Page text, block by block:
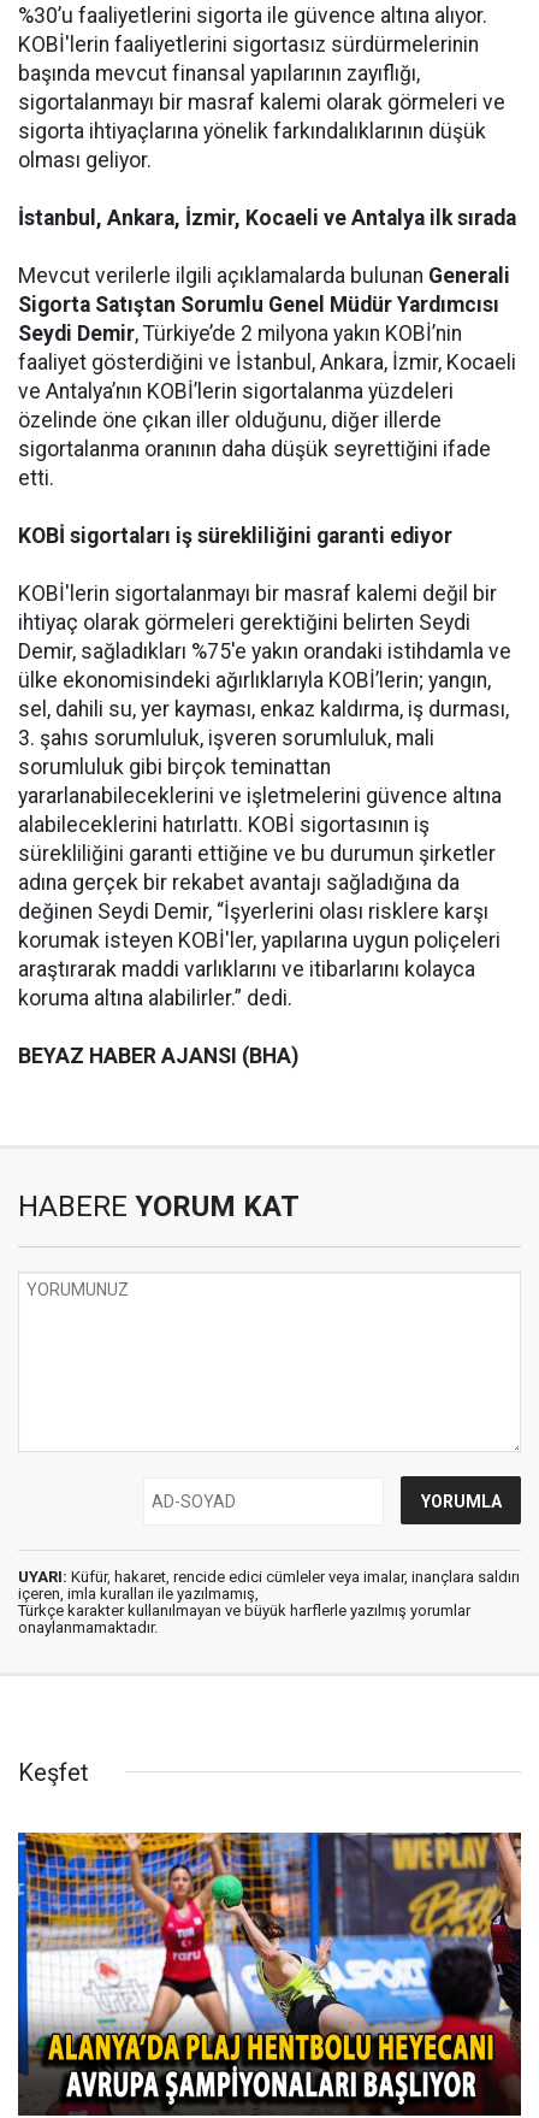
%30’u faaliyetlerini sigorta ile güvence altına alıyor.
KOBİ'lerin faaliyetlerini sigortasız sürdürmelerinin
başında mevcut finansal yapılarının zayıflığı,
sigortalanmayı bir masraf kalemi olarak görmeleri ve
sigorta ihtiyaçlarına yönelik farkındalıklarının düşük
olması geliyor.
İstanbul, Ankara, İzmir, Kocaeli ve Antalya ilk sırada
Mevcut verilerle ilgili açıklamalarda bulunan Generali
Sigorta Satıştan Sorumlu Genel Müdür Yardımcısı
Seydi Demir, Türkiye’de 2 milyona yakın KOBİ’nin
faaliyet gösterdiğini ve İstanbul, Ankara, İzmir, Kocaeli
ve Antalya’nın KOBİ’lerin sigortalanma yüzdeleri
özelinde öne çıkan iller olduğunu, diğer illerde
sigortalanma oranının daha düşük seyrettiğini ifade
etti.
KOBİ sigortaları iş sürekliliğini garanti ediyor
KOBİ'lerin sigortalanmayı bir masraf kalemi değil bir
ihtiyaç olarak görmeleri gerektiğini belirten Seydi
Demir, sağladıkları %75'e yakın orandaki istihdamla ve
ülke ekonomisindeki ağırlıklarıyla KOBİ’lerin; yangın,
sel, dahili su, yer kayması, enkaz kaldırma, iş durması,
3. şahıs sorumluluk, işveren sorumluluk, mali
sorumluluk gibi birçok teminattan
yararlanabileceklerini ve işletmelerini güvence altına
alabileceklerini hatırlattı. KOBİ sigortasının iş
sürekliliğini garanti ettiğine ve bu durumun şirketler
adına gerçek bir rekabet avantajı sağladığına da
değinen Seydi Demir, “İşyerlerini olası risklere karşı
korumak isteyen KOBİ'ler, yapılarına uygun poliçeleri
araştırarak maddi varlıklarını ve itibarlarını kolayca
koruma altına alabilirler.” dedi.
BEYAZ HABER AJANSI (BHA)
HABERE YORUM KAT
UYARI: Küfür, hakaret, rencide edici cümleler veya imalar, inançlara saldırı
içeren, imla kuralları ile yazılmamış,
Türkçe karakter kullanılmayan ve büyük harflerle yazılmış yorumlar
onaylanmamaktadır.
Keşfet